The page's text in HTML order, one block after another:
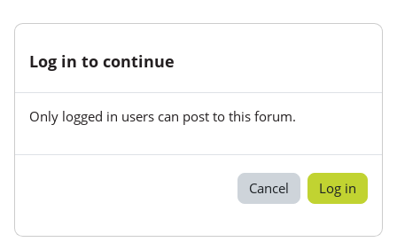
Log in to continue
Only logged in users can post to this forum.
Cancel Log in